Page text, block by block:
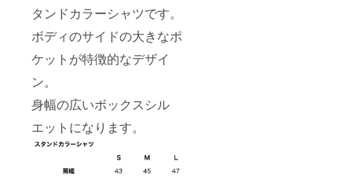
タンドカラーシャツです。
ボディのサイドの大きなポ
ケットが特徴的なデザイ
ン。
身幅の広いボックスシル
エットになります。